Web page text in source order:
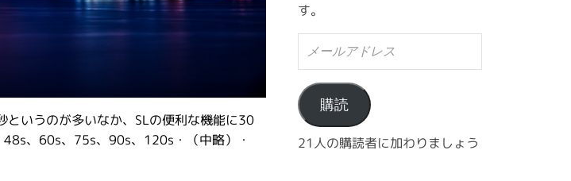
いうのが多いなか、SLの便利な機能に30
、60s、75s、90s、120s・（中略）・
す。
ル
ア
ド
レ
ス
購読
21人の購読者に加わりましょう